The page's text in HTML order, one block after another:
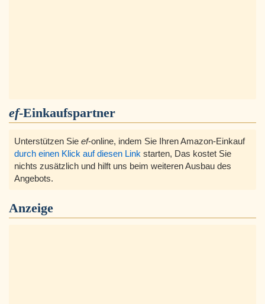
ef-Einkaufspartner
Unterstützen Sie ef-online, indem Sie Ihren Amazon-Einkauf
durch einen Klick auf diesen Link starten, Das kostet Sie
nichts zusätzlich und hilft uns beim weiteren Ausbau des
Angebots.
Anzeige